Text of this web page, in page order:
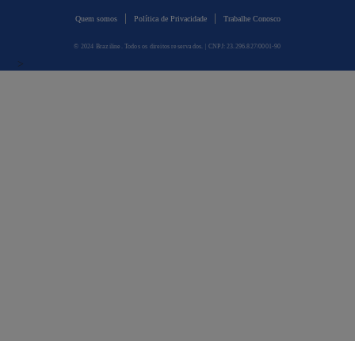
Quem somos Política de Privacidade Trabalhe Conosco
© 2024 Braziline. Todos os direitos reservados. | CNPJ: 23.296.827/0001-90
>